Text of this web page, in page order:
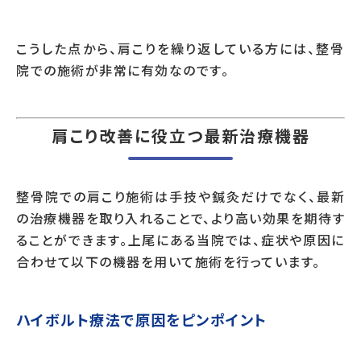
こうした点から、肩こりを繰り返している方には、整骨
院での施術が非常に有効なのです。
肩こり改善に役立つ最新治療機器
整骨院での肩こり施術は手技や鍼灸だけでなく、最新
の治療機器を取り入れることで、より高い効果を期待す
ることができます。上尾にある当院では、症状や原因に
合わせて以下の機器を用いて施術を行っています。
ハイボルト療法で原因をピンポイント